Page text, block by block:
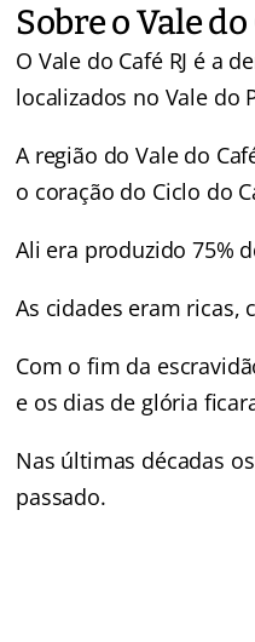
Sobre o Vale do
O Vale do Café RJ é a
localizados no Vale do
A região do Vale do
o coração do Ciclo do
Ali era produzido 75%
As cidades eram ricas,
Com o fim da
e os dias de glória
Nas últimas décadas
passado.